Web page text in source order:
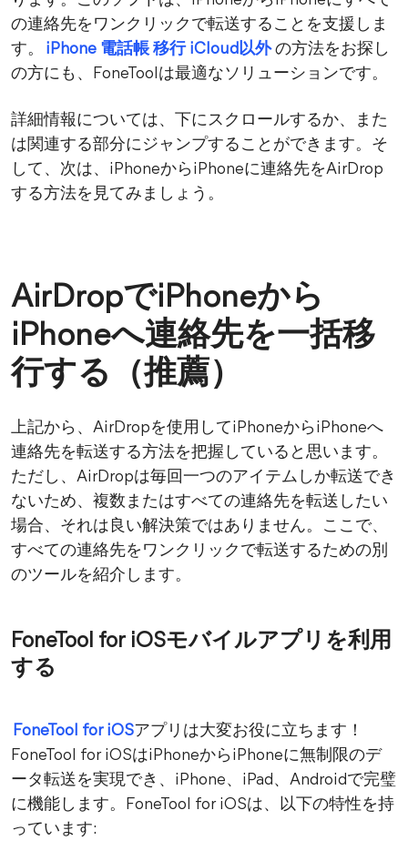
の連絡先をワンクリックで転送することを支援しま
す。
iPhone 電話帳 移行 iCloud以外の方法をお探し
の方にも、FoneToolは最適なソリューションです。
詳細情報については、下にスクロールするか、また
は関連する部分にジャンプすることができます。そ
して、次は、iPhoneからiPhoneに連絡先をAirDrop
する方法を見てみましょう。
AirDropでiPhoneから
iPhoneへ連絡先を一括移
行する（推薦）
上記から、AirDropを使用してiPhoneからiPhoneへ
連絡先を転送する方法を把握していると思います。
ただし、AirDropは毎回一つのアイテムしか転送でき
ないため、複数またはすべての連絡先を転送したい
場合、それは良い解決策ではありません。ここで、
すべての連絡先をワンクリックで転送するための別
のツールを紹介します。
FoneTool for iOSモバイルアプリを利用
する
FoneTool for iOSアプリは大変お役に立ちます！
FoneTool for iOSはiPhoneからiPhoneに無制限のデ
ータ転送を実現でき、iPhone、iPad、Androidで完璧
に機能します。FoneTool for iOSは、以下の特性を持
っています: